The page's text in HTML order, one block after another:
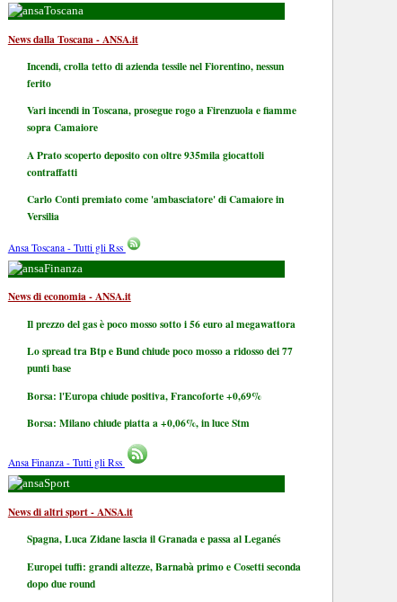
Toscana
News dalla Toscana - ANSA.it
Incendi, crolla tetto di azienda tessile nel Fiorentino, nessun
ferito
Vari incendi in Toscana, prosegue rogo a Firenzuola e fiamme
sopra Camaiore
A Prato scoperto deposito con oltre 935mila giocattoli
contraffatti
Carlo Conti premiato come 'ambasciatore' di Camaiore in
Versilia
Ansa Toscana - Tutti gli Rss
Finanza
News di economia - ANSA.it
Il prezzo del gas è poco mosso sotto i 56 euro al megawattora
Lo spread tra Btp e Bund chiude poco mosso a ridosso dei 77
punti base
Borsa: l'Europa chiude positiva, Francoforte +0,69%
Borsa: Milano chiude piatta a +0,06%, in luce Stm
Ansa Finanza - Tutti gli Rss
Sport
News di altri sport - ANSA.it
Spagna, Luca Zidane lascia il Granada e passa al Leganés
Europei tuffi: grandi altezze, Barnabà primo e Cosetti seconda
dopo due round